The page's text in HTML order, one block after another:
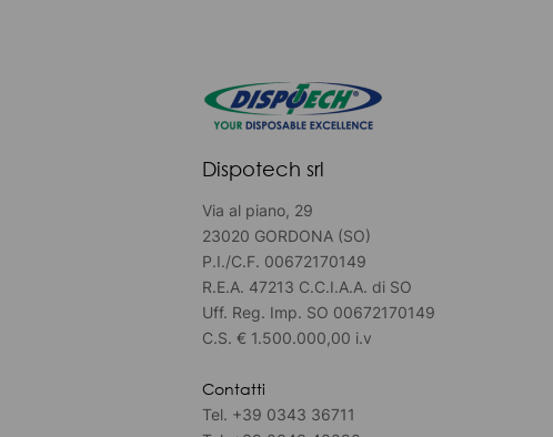
Dispotech srl
Via al piano, 29
23020 GORDONA (SO)
P.I./C.F. 00672170149
R.E.A. 47213 C.C.I.A.A. di SO
Uff. Reg. Imp. SO 00672170149
C.S. € 1.500.000,00 i.v
Contatti
Tel. +39 0343 36711